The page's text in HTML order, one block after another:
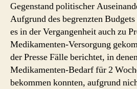
Gegenstand politischer
Aufgrund des begrenzten
es in der Vergangenheit auch zu
Medikamenten-Versorgung
der Presse Fälle berichtet, in
Medikamenten-Bedarf für 2
bekommen konnten, aufgrund